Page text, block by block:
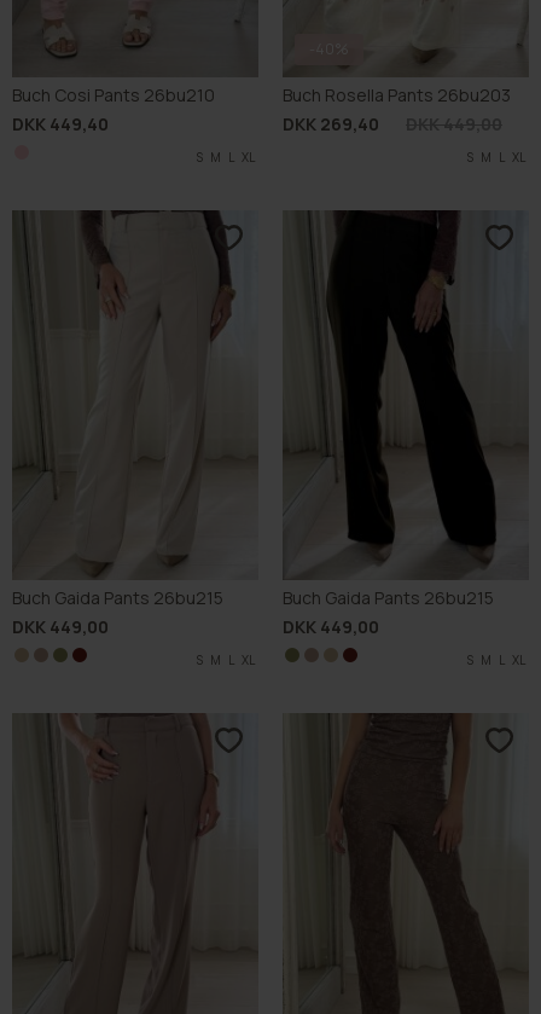
Buch Cosi Pants 26bu210
DKK 449,40
S M L XL
Buch Rosella Pants 26bu203
DKK 269,40
S M L XL
Buch Gaida Pants 26bu215
DKK 449,00
S M L XL
S M L XL
S M L XL
S M L XL
Buch Gaida Pants 26bu215
DKK 449,00
S M L XL
S M L XL
S M L XL
S M L XL